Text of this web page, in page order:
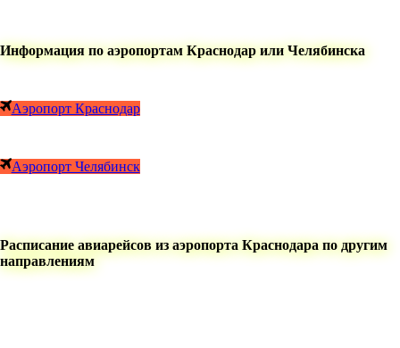
Информация по аэропортам Краснодар или Челябинска
Аэропорт Краснодар
Аэропорт Челябинск
Расписание авиарейсов из аэропорта Краснодара по другим
направлениям